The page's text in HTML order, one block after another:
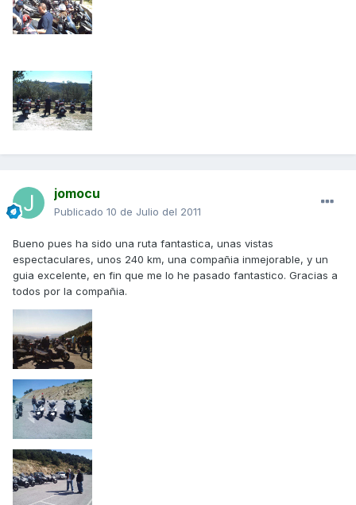
jomocu
Publicado 10 de Julio del 2011
Bueno pues ha sido una ruta fantastica, unas vistas
espectaculares, unos 240 km, una compañia inmejorable, y un
guia excelente, en fin que me lo he pasado fantastico. Gracias a
todos por la compañia.